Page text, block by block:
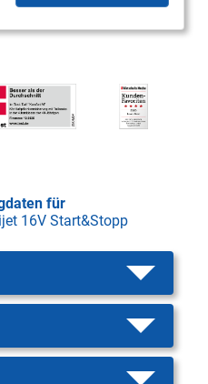
für
16V Start&Stopp